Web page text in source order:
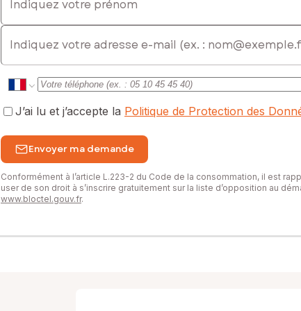
E-mail
J’ai lu et j’accepte la Politique de Protection des
Envoyer ma demande
Conformément à l’article L.223-2 du Code de la consommation, il est
user de son droit à s’inscrire gratuitement sur la liste d’opposition au
www.bloctel.gouv.fr.